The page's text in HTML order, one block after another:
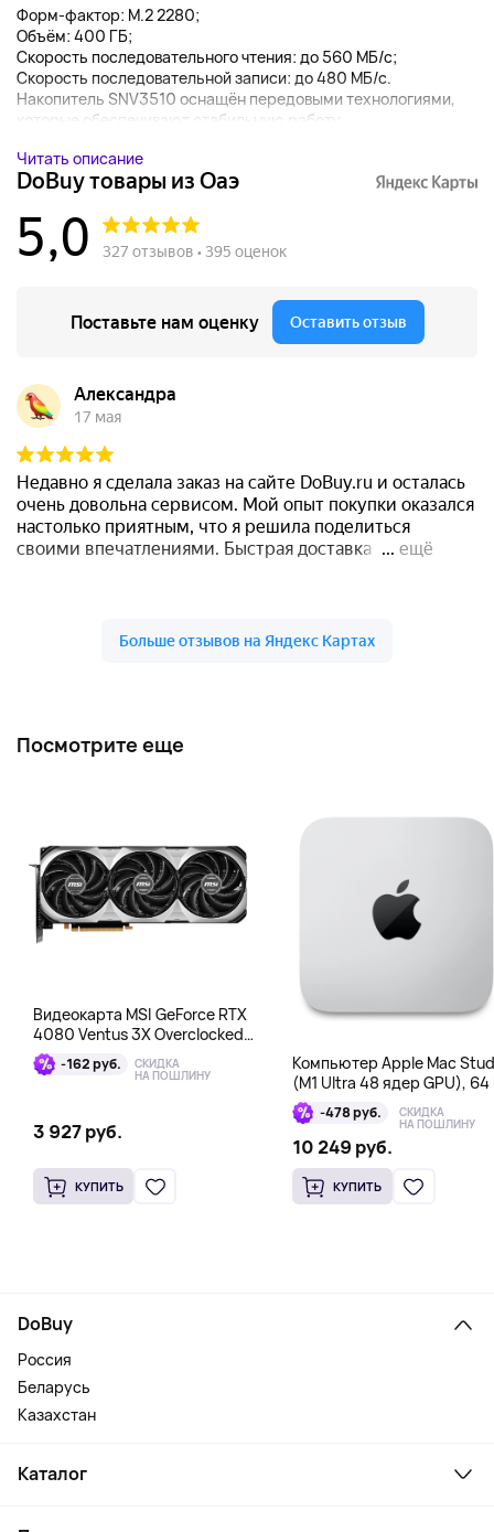
Форм-фактор: M.2 2280;
Объём: 400 ГБ;
Скорость последовательного чтения: до 560 МБ/с;
Скорость последовательной записи: до 480 МБ/с.
Накопитель SNV3510 оснащён передовыми технологиями,
которые обеспечивают стабильную работу...
Читать описание
Посмотрите еще
Видеокарта MSI GeForce RTX
4080 Ventus 3X Overclocked
16GB DDR6X
-162 руб. СКИДКА
НА ПОШЛИНУ
3 927 руб.
КУПИТЬ
Компьютер Apple Mac
(M1 Ultra 48 ядер GPU), 64
1 Тб -478 руб. СКИДКА
НА ПОШЛИНУ
10 249 руб.
КУПИТЬ
DoBuy
Россия
Беларусь
Казахстан
Каталог